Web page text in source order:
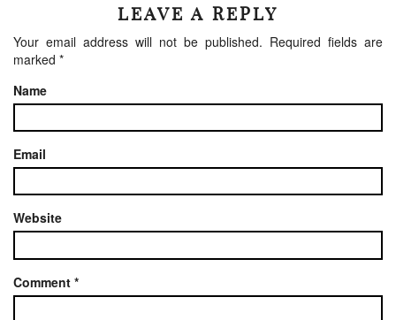
LEAVE A REPLY
Your email address will not be published. Required fields are
marked *
Name
Email
Website
Comment *